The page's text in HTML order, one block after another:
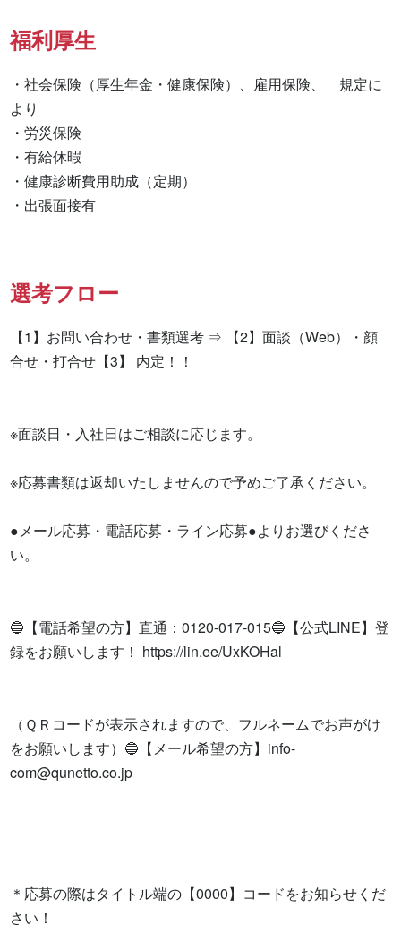
福利厚生
・社会保険（厚生年金・健康保険）、雇用保険、　規定に
より
・労災保険
・有給休暇
・健康診断費用助成（定期）
・出張面接有
選考フロー
【1】お問い合わせ・書類選考 ⇒ 【2】面談（Web）・顔
合せ・打合せ【3】 内定！！
※面談日・入社日はご相談に応じます。
※応募書類は返却いたしませんので予めご了承ください。
●メール応募・電話応募・ライン応募●よりお選びくださ
い。
🔵【電話希望の方】直通：0120-017-015🔵【公式LINE】登
録をお願いします！ https://lin.ee/UxKOHal
（ＱＲコードが表示されますので、フルネームでお声がけ
をお願いします）🔵【メール希望の方】 info-
com@qunetto.co.jp
＊応募の際はタイトル端の【0000】コードをお知らせくだ
さい！